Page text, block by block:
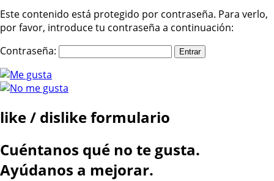
Este contenido está protegido por contraseña. Para verlo,
por favor, introduce tu contraseña a continuación:
Contraseña:
like / dislike formulario
Cuéntanos qué no te gusta.
Ayúdanos a mejorar.